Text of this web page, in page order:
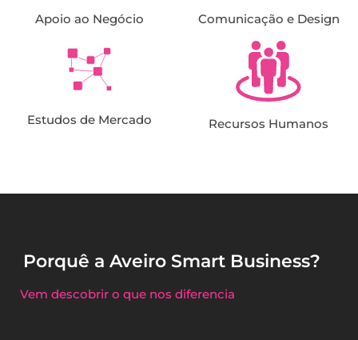
Apoio ao Negócio Comunicação e Design
Estudos de Mercado Recursos Humanos
Porquê a Aveiro Smart Business?
Vem descobrir o que nos diferencia